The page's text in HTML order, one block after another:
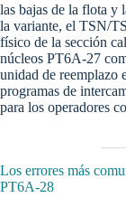
las bajas de la flota y
la variante, el TSN/
físico de la sección
núcleos PT6A-27
unidad de reemplazo
programas de
para los operadores
Los errores más
PT6A-28